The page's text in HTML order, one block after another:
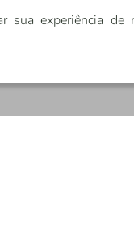
sua experiência de